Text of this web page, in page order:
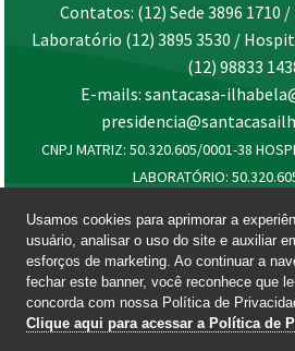
Contatos: (12) Sede 3896 1710
Laboratório (12) 3895 3530 /
(12) 98833
E-mails: santacasa-
CNPJ MATRIZ: 50.320.605/0001-38
LABORATÓRIO:
Usamos cookies para aprimorar a
usuário, analisar o uso do site e auxiliar
esforços de marketing. Ao continuar a
fechar este banner, você reconhece que
concorda com nossa Política de
Clique aqui para acessar a Política de